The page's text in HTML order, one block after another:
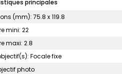
principales
(mm): 75.8 x 119.8
mini: 22
maxi: 2.8
Focale fixe
photo